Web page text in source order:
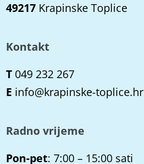
49217 Krapinske Toplice
Kontakt
T 049 232 267
E info@krapinske-toplice.hr
Radno vrijeme
Pon-pet: 7:00 – 15:00 sati